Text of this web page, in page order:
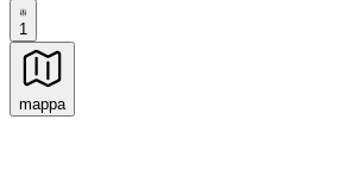
1
mappa
Esperienze culinarie